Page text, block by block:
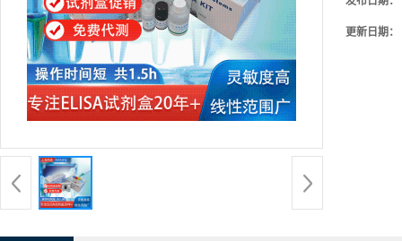
更新日期：